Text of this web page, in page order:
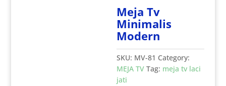
Meja Tv
Minimalis
Modern
SKU: MV-81 Category:
MEJA TV Tag: meja tv laci
jati